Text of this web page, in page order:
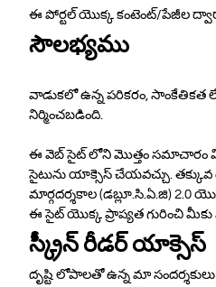
ఈ పోర్టల్ యొక్క కంటెంట్/పేజీల
సౌలభ్యము
వాడుకలో ఉన్న పరికరం, సాంకేతికత
నిర్మించబడింది.
ఈ వెబ్ సైట్ లోని మొత్తం సమాచారం
సైటును యాక్సెస్ చేయవచ్చు. తక్కువ
మార్గదర్శకాల (డబ్లూ.సి.ఏ.జి) 2.0
ఈ సైట్ యొక్క ప్రాప్యత గురించి
స్క్రీన్ రీడర్ యాక్సెస్
దృష్టి లోపాలతో ఉన్న మా